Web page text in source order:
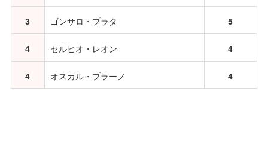
3 ゴンサロ・プラタ 5
4 セルヒオ・レオン 4
4 オスカル・プラーノ 4